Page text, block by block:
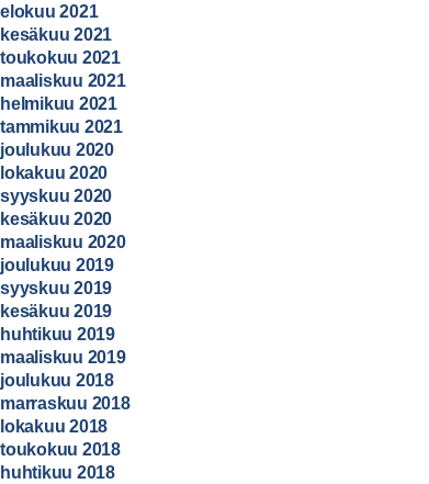
elokuu 2021
kesäkuu 2021
toukokuu 2021
maaliskuu 2021
helmikuu 2021
tammikuu 2021
joulukuu 2020
lokakuu 2020
syyskuu 2020
kesäkuu 2020
maaliskuu 2020
joulukuu 2019
syyskuu 2019
kesäkuu 2019
huhtikuu 2019
maaliskuu 2019
joulukuu 2018
marraskuu 2018
lokakuu 2018
toukokuu 2018
huhtikuu 2018